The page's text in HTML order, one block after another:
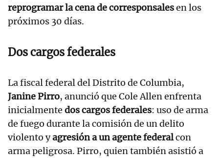
reprogramar la cena de corresponsalesen los
próximos 30 días.
Dos cargos federales
La fiscal federal del Distrito de Columbia,
Janine Pirro, anunció que Cole Allen enfrenta
inicialmente dos cargos federales: uso de arma
de fuego durante la comisión de un delito
violento yagresión a un agente federalcon
arma peligrosa. Pirro, quien también asistió a